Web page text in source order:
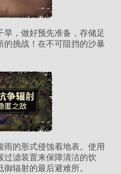
，做好预先准备，存储足
的挑战！在不可阻挡的沙暴
雨的形式侵蚀着地表。使用
过滤装置来保障清洁的饮
辐射的最后避难所。